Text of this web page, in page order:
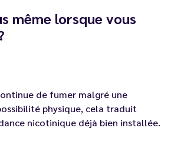
même lorsque vous
de fumer malgré une
physique, cela traduit
nicotinique déjà bien installée.